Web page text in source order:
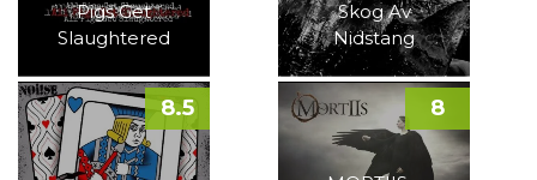
Pigs Get
Slaughtered
Skog Av
Nidstang
8.5 8